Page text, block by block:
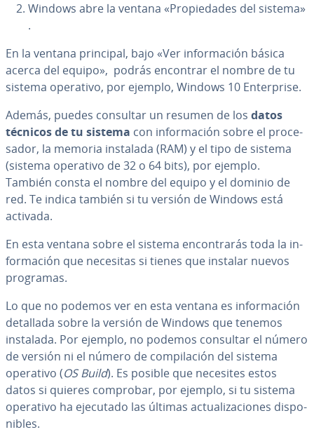
Windows abre la ventana «Pro­pie­da­des del sistema»
.
En la ventana principal, bajo «Ver in­fo­r­ma­ción básica
acerca del equipo», podrás encontrar el nombre de tu
sistema operativo, por ejemplo, Windows 10 En­te­r­pri­se.
Además, puedes consultar un resumen de los datos
técnicos de tu sistema con in­fo­r­ma­ción sobre el pro­ce­
sa­dor, la memoria instalada (RAM) y el tipo de sistema
(sistema operativo de 32 o 64 bits), por ejemplo.
También consta el nombre del equipo y el dominio de
red. Te indica también si tu versión de Windows está
activada.
En esta ventana sobre el sistema en­co­n­tra­rás toda la in­
fo­r­ma­ción que necesitas si tienes que instalar nuevos
programas.
Lo que no podemos ver en esta ventana es in­fo­r­ma­ción
detallada sobre la versión de Windows que tenemos
instalada. Por ejemplo, no podemos consultar el número
de versión ni el número de co­m­pi­la­ción del sistema
operativo (OS Build). Es posible que necesites estos
datos si quieres comprobar, por ejemplo, si tu sistema
operativo ha ejecutado las últimas ac­tua­li­za­cio­nes di­s­po­
ni­bles.